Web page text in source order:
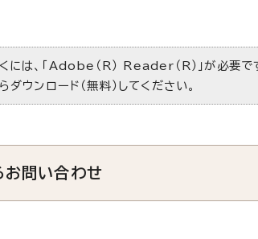
には、「Adobe（R） Reader（R）」が必要で
ダウンロード（無料）してください。
お問い合わせ